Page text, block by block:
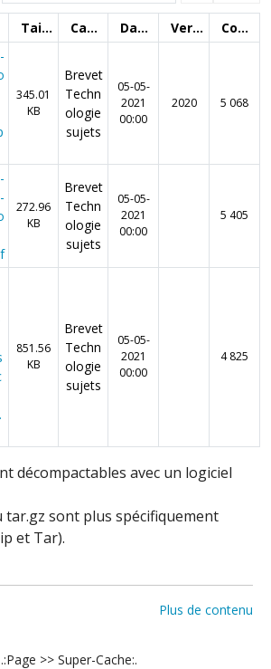
Taille Catégorie Date Version Compteur
345.01
KB
Brevet
Techn
ologie
sujets
05-05-
2021
00:00
2020 5 068
272.96
KB
Brevet
Techn
ologie
sujets
05-05-
2021
00:00
5 405
851.56
KB
Brevet
Techn
ologie
sujets
05-05-
2021
00:00
4 825
décompactables avec un logiciel
tar.gz sont plus spécifiquement
et Tar).
Plus de contenu
.:Page >> Super-Cache:.